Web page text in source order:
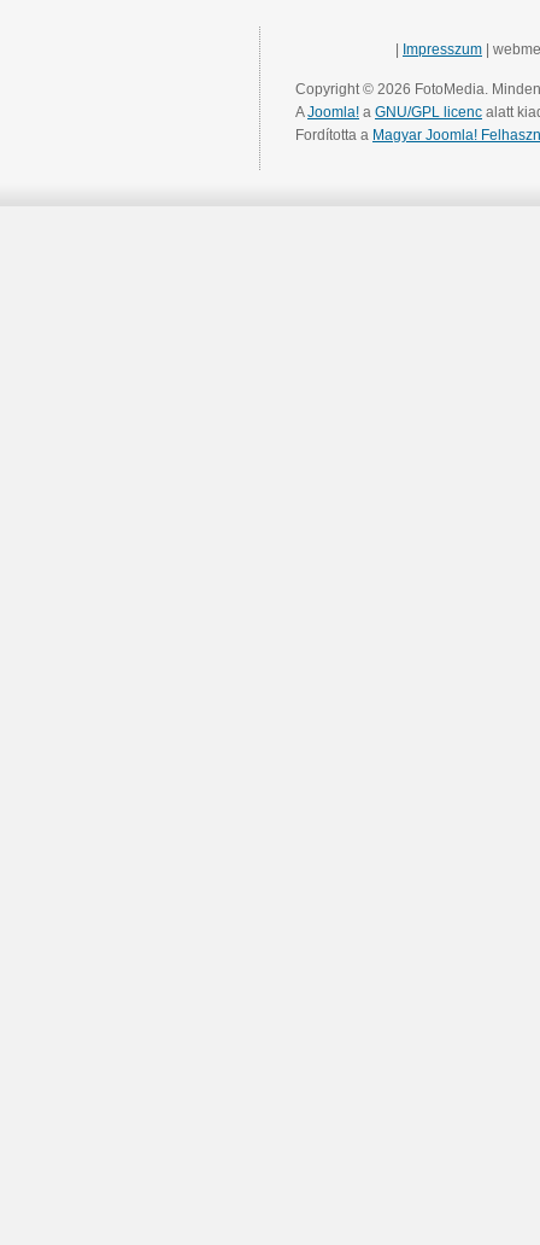
Impresszum |
Copyright © 2026 FotoMedia.
AJoomla! a GNU/GPL licenc alatt
Fordította a Magyar Joomla!